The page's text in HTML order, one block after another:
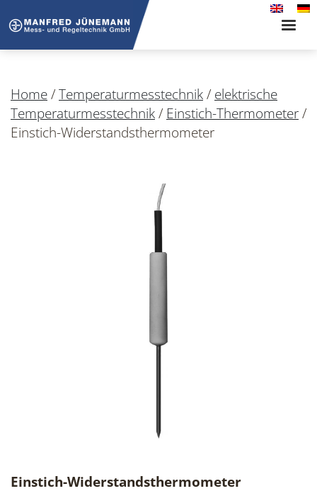
Toggle
Home/Temperaturmesstechnik/ elektrische
Temperaturmesstechnik/ Einstich-Thermometer/
Einstich-Widerstandsthermometer
Einstich-Widerstandsthermometer